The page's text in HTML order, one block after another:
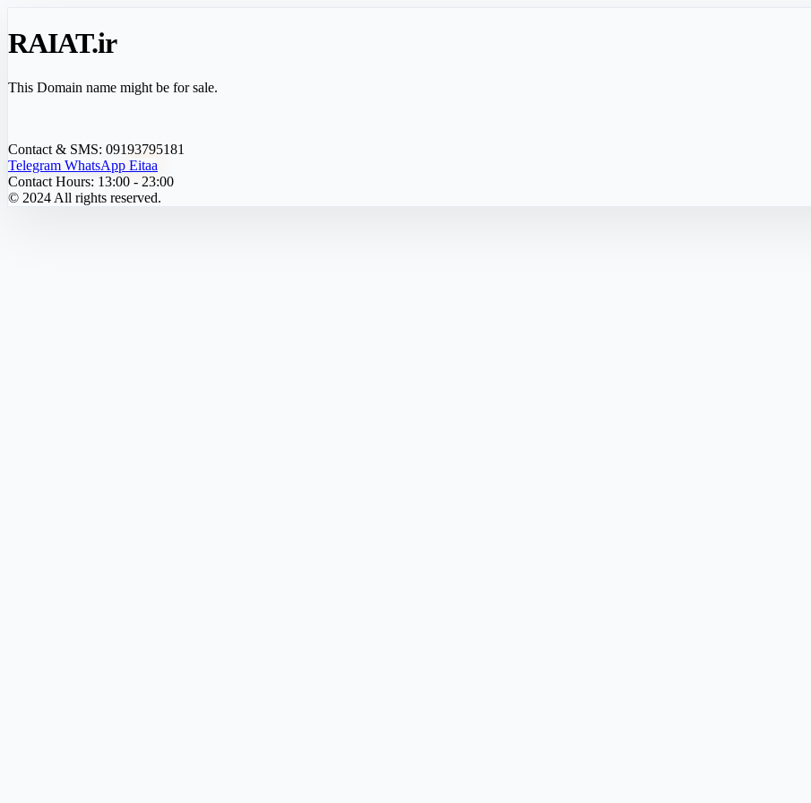
RAIAT.ir
This Domain name might be for sale.
Contact & SMS: 09193795181
Telegram WhatsApp Eitaa
Contact Hours: 13:00 - 23:00
© 2024 All rights reserved.